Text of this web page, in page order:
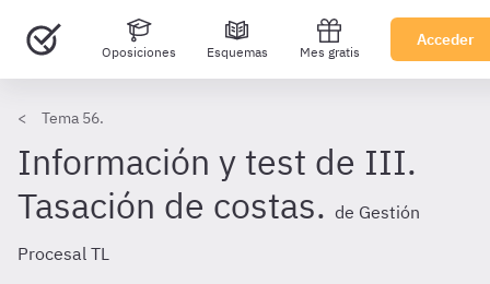
Oposiciones Esquemas Mes gratis
Acceder
Tema 56.
Información y test de III.
Tasación de costas. de Gestión
Procesal TL